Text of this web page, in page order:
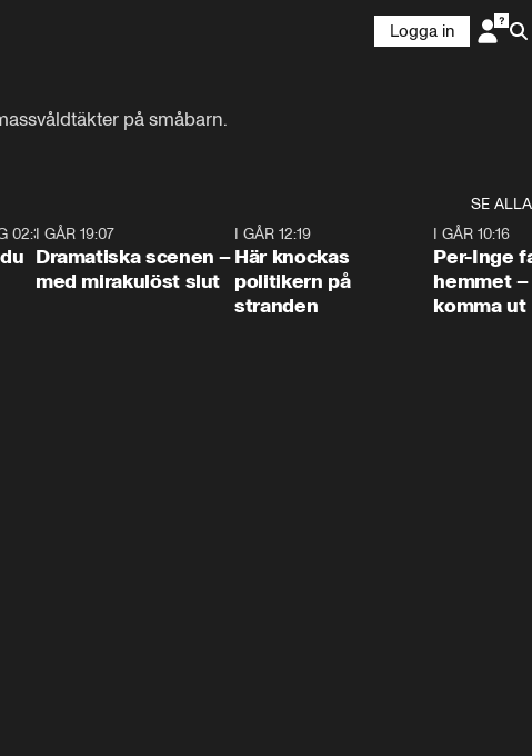
Logga in
på småbarn.
SE ALLA
1:06
02:30I GÅR 19:07
Dramatiska scenen –
med mirakulöst slut
I GÅR 12:19
Här knockas
politikern på
stranden
I GÅR 10:16
Per-Inge
hemmet
komma ut